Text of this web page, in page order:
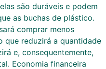
são duráveis e podem
as buchas de plástico.
comprar menos
que reduzirá a quantidade
e, consequentemente,
Economia financeira